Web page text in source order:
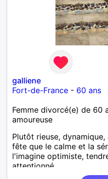
galliene
Fort-de-France - 60 ans
Femme divorcé(e) de 60
amoureuse
Plutôt rieuse,
fête que le calme et la
l'imagine optimiste,
attentionné.